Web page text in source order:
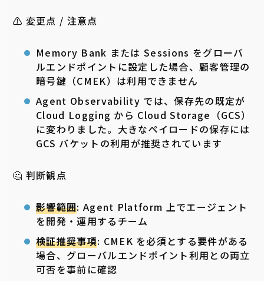
⚠️ 変更点 / 注意点
Memory Bank または Sessions をグローバ
ルエンドポイントに設定した場合、顧客管理の
暗号鍵（CMEK）は利用できません
Agent Observability では、保存先の既定が
Cloud Logging から Cloud Storage（GCS）
に変わりました。大きなペイロードの保存には
GCS バケットの利用が推奨されています
🤔 判断観点
影響範囲: Agent Platform 上でエージェント
を開発・運用するチーム
検証推奨事項: CMEK を必須とする要件がある
場合、グローバルエンドポイント利用との両立
可否を事前に確認